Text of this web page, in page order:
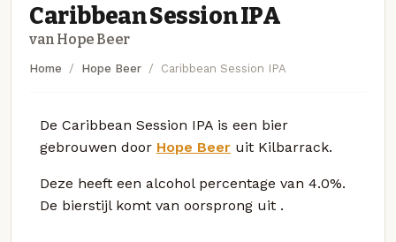
Caribbean Session IPA
van Hope Beer
Home Hope Beer Caribbean Session IPA
De Caribbean Session IPA is een bier
gebrouwen door Hope Beer uit Kilbarrack.
Deze heeft een alcohol percentage van 4.0%.
De bierstijl komt van oorsprong uit .